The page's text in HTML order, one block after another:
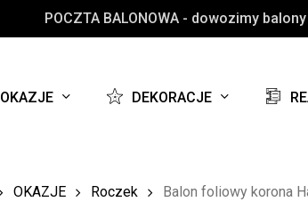
POCZTA BALONOWA - dowozimy
OKAZJE DEKORACJE
OKAZJE Roczek Balon foliowy korona